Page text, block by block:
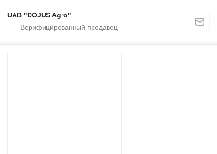
UAB "DOJUS Agro"